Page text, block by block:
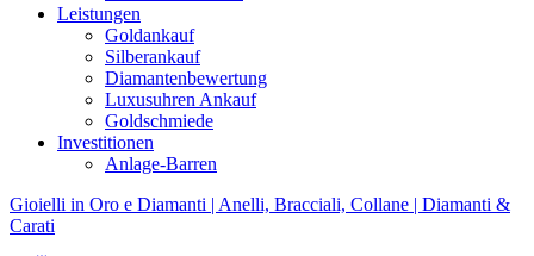
Leistungen
Goldankauf
Silberankauf
Diamantenbewertung
Luxusuhren Ankauf
Goldschmiede
Investitionen
Anlage-Barren
Gioielli in Oro e Diamanti | Anelli, Bracciali, Collane | Diamanti &
Carati